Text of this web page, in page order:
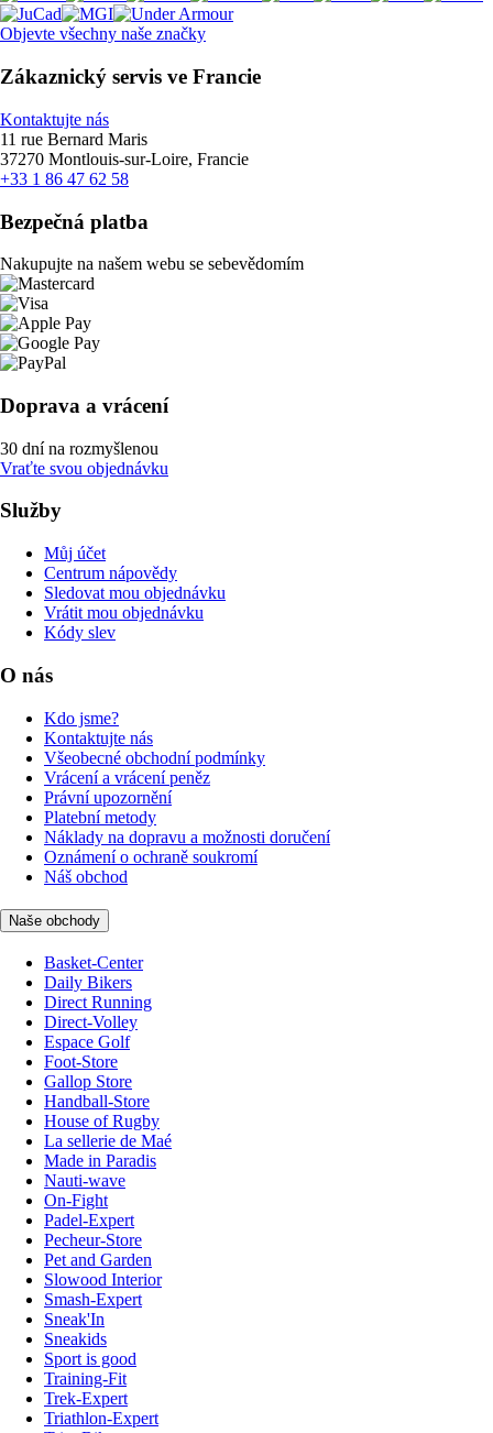
Objevte všechny naše značky
Zákaznický servis ve Francie
Kontaktujte nás
11 rue Bernard Maris
37270 Montlouis-sur-Loire, Francie
+33 1 86 47 62 58
Bezpečná platba
Nakupujte na našem webu se sebevědomím
Doprava a vrácení
30 dní na rozmyšlenou
Vraťte svou objednávku
Služby
Můj účet
Centrum nápovědy
Sledovat mou objednávku
Vrátit mou objednávku
Kódy slev
O nás
Kdo jsme?
Kontaktujte nás
Všeobecné obchodní podmínky
Vrácení a vrácení peněz
Právní upozornění
Platební metody
Náklady na dopravu a možnosti doručení
Oznámení o ochraně soukromí
Náš obchod
Naše obchody
Basket-Center
Daily Bikers
Direct Running
Direct-Volley
Espace Golf
Foot-Store
Gallop Store
Handball-Store
House of Rugby
La sellerie de Maé
Made in Paradis
Nauti-wave
On-Fight
Padel-Expert
Pecheur-Store
Pet and Garden
Slowood Interior
Smash-Expert
Sneak'In
Sneakids
Sport is good
Training-Fit
Trek-Expert
Triathlon-Expert